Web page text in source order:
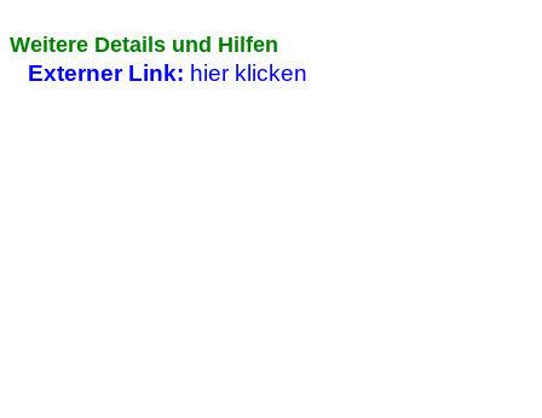
Weitere Details und Hilfen
Externer Link: hier klicken